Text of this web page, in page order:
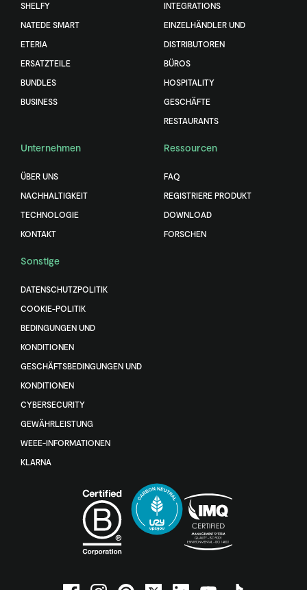
SHELFY
NATEDE SMART
ETERIA
ERSATZTEILE
BUNDLES
BUSINESS
INTEGRATIONS
EINZELHÄNDLER UND
DISTRIBUTOREN
BÜROS
HOSPITALITY
GESCHÄFTE
RESTAURANTS
Unternehmen
ÜBER UNS
NACHHALTIGKEIT
TECHNOLOGIE
KONTAKT
Ressourcen
FAQ
REGISTRIERE PRODUKT
DOWNLOAD
FORSCHEN
Sonstige
DATENSCHUTZPOLITIK
COOKIE-POLITIK
BEDINGUNGEN UND
KONDITIONEN
GESCHÄFTSBEDINGUNGEN UND
KONDITIONEN
CYBERSECURITY
GEWÄHRLEISTUNG
WEEE-INFORMATIONEN
KLARNA